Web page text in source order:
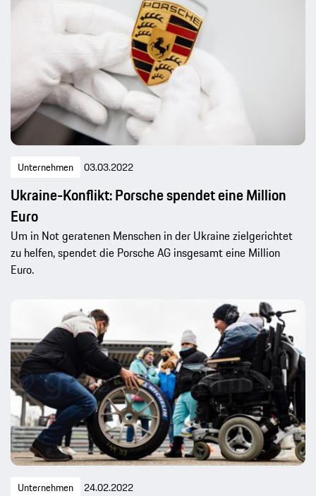
Unternehmen 03.03.2022
Ukraine-Konflikt: Porsche spendet eine Million
Euro
Um in Not geratenen Menschen in der Ukraine zielgerichtet
zu helfen, spendet die Porsche AG insgesamt eine Million
Euro.
Unternehmen 24.02.2022